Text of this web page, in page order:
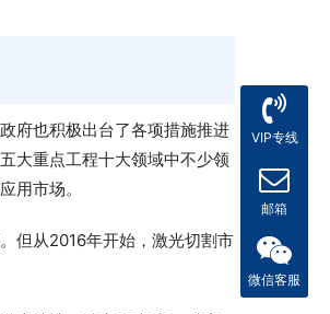
府也积极出台了各项措施推进
大重点工程十大领域中不少领
用市场。
但从2016年开始，激光切割市
VIP专线
邮箱
微信客服